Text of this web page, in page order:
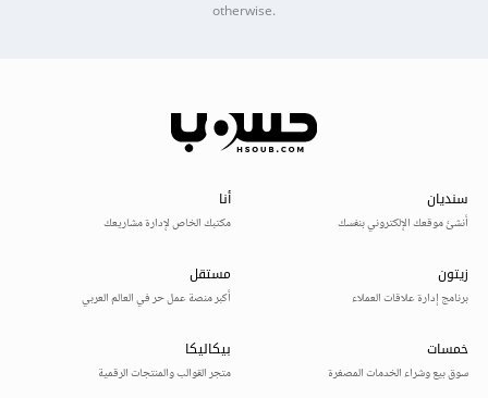
otherwise.